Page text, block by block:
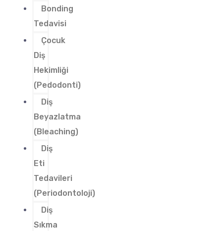
Bonding
Tedavisi
Çocuk
Diş
Hekimliği
(Pedodonti)
Diş
Beyazlatma
(Bleaching)
Diş
Eti
Tedavileri
(Periodontoloji)
Diş
Sıkma